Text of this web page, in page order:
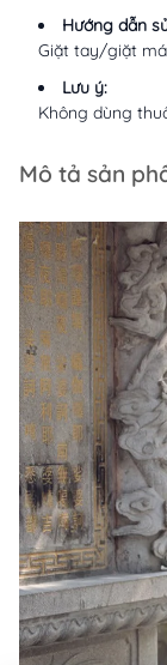
Hướng dẫn
Giặt tay/giặt
Lưu ý:
Không dùng
Mô tả sản